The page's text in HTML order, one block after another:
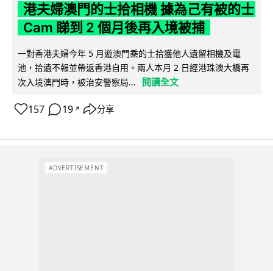
港夫婦澳門的士拾相機 據為己有被的士
Cam 睇到 2 個月後再入境被捕
一對香港夫婦今年 5 月遊澳門乘的士拾獲他人遺留相機及電
池，拾遺不報並帶返香港自用。兩人本月 2 日經港珠澳大橋再
次入境澳門時，被治安警察局...
閱讀全文
157 19 ↗ 分享
ADVERTISEMENT